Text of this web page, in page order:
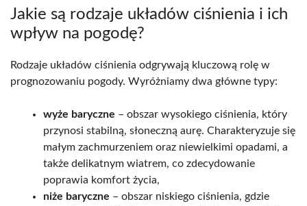
Jakie są rodzaje układów ciśnienia i ich
wpływ na pogodę?
Rodzaje układów ciśnienia odgrywają kluczową rolę w
prognozowaniu pogody. Wyróżniamy dwa główne typy:
wyże baryczne – obszar wysokiego ciśnienia, który
przynosi stabilną, słoneczną aurę. Charakteryzuje się
małym zachmurzeniem oraz niewielkimi opadami, a
także delikatnym wiatrem, co zdecydowanie
poprawia komfort życia,
niże baryczne – obszar niskiego ciśnienia, gdzie